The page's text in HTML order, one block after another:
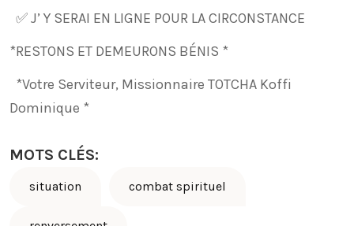
✅ J’ Y SERAI EN LIGNE POUR LA CIRCONSTANCE
*RESTONS ET DEMEURONS BÉNIS *
*Votre Serviteur, Missionnaire TOTCHA Koffi
Dominique *
MOTS CLÉS:
situation combat spirituel